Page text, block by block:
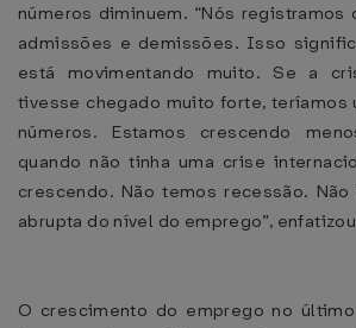
números diminuem. “Nós registramos
admissões e demissões. Isso
está movimentando muito. Se a
tivesse chegado muito forte, teríamos
números. Estamos crescendo
quando não tinha uma crise
crescendo. Não temos recessão.
abrupta do nível do emprego”,
O crescimento do emprego no